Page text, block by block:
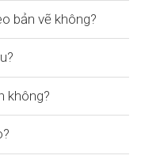
bản vẽ không?
không?